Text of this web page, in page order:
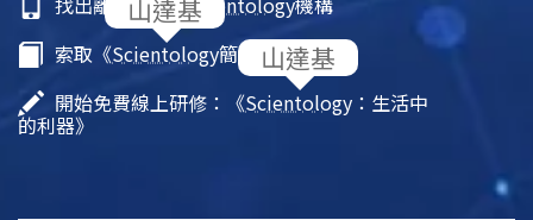
索取《Scientology簡介》小冊子
開始免費線上研修：《Scientology ：生活中
的利器》